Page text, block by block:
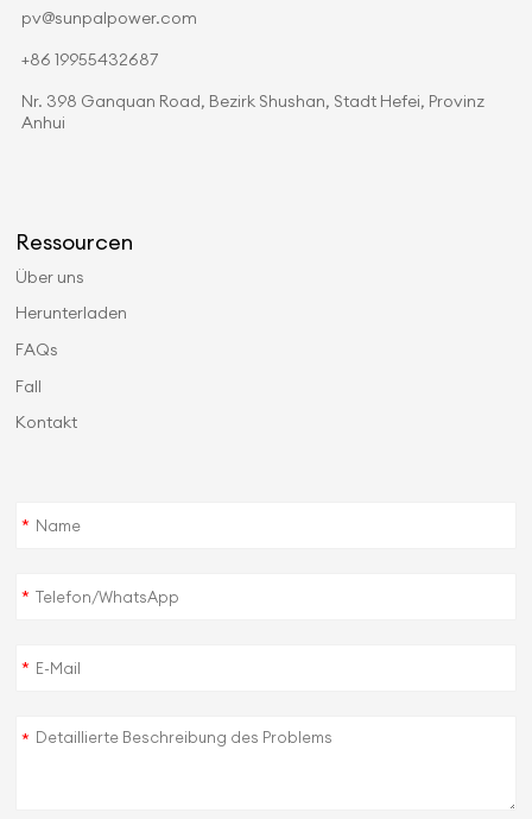
pv@sunpalpower.com
+86 19955432687
Nr. 398 Ganquan Road, Bezirk Shushan, Stadt Hefei, Provinz
Anhui
Ressourcen
Über uns
Herunterladen
FAQs
Fall
Kontakt
*
*
*
*